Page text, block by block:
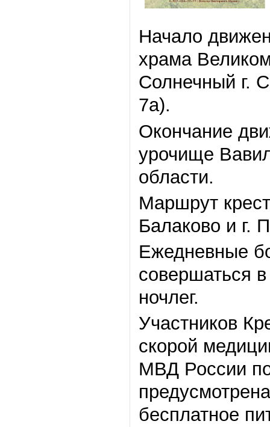
Начало
храма
Солнечный г.
7а).
Окончание
урочище
области.
Маршрут
Балаково и г.
Ежедневные
совершаться
ночлег.
Участников
скорой
МВД России
бесплатное